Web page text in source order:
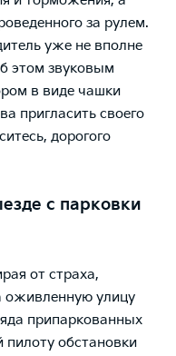
за рулем.
уже не вполне
этом звуковым
в виде чашки
пригласить своего
дорогого
с парковки
от страха,
оживленную улицу
припаркованных
обстановки